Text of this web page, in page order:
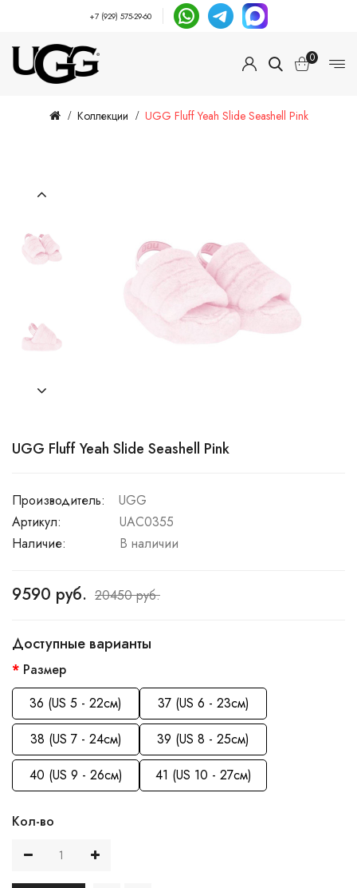
+7 (929) 575-29-60
0
Коллекции UGG Fluff Yeah Slide Seashell Pink
UGG Fluff Yeah Slide Seashell Pink
Производитель:
UGG
Артикул:
UAC0355
Наличие:
В наличии
9590 руб. 20450 руб.
Доступные варианты
Размер
36 (US 5 - 22см)
37 (US 6 - 23см)
38 (US 7 - 24см)
39 (US 8 - 25см)
40 (US 9 - 26см)
41 (US 10 - 27см)
Кол-во